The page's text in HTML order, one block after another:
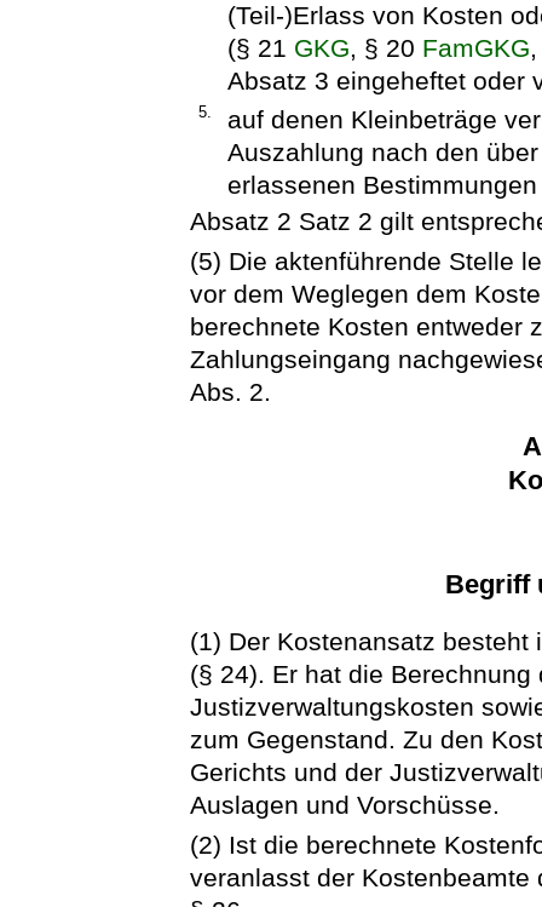
(Teil-)Erlass von Kosten
(§ 21 GKG, § 20 FamGKG
Absatz 3 eingeheftet oder
5.
auf denen Kleinbeträge
Auszahlung nach den
erlassenen
Absatz 2 Satz 2 gilt
(5) Die aktenführende Stelle
vor dem Weglegen dem
berechnete Kosten entweder
Zahlungseingang
Abs. 2.
Begriff
(1) Der Kostenansatz
(§ 24). Er hat die
Justizverwaltungskosten
zum Gegenstand. Zu den
Gerichts und der
Auslagen und Vorschüsse.
(2) Ist die berechnete
veranlasst der